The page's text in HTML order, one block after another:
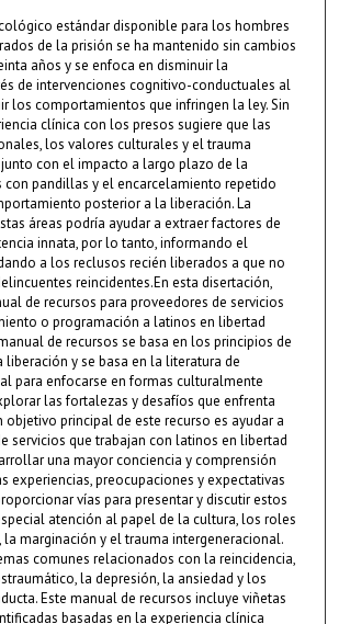
estándar disponible para los hombres
de la prisión se ha mantenido sin cambios
años y se enfoca en disminuir la
de intervenciones cognitivo-conductuales al
los comportamientos que infringen la ley. Sin
clínica con los presos sugiere que las
los valores culturales y el trauma
con el impacto a largo plazo de la
con pandillas y el encarcelamiento repetido
posterior a la liberación. La
áreas podría ayudar a extraer factores de
innata, por lo tanto, informando el
a los reclusos recién liberados a que no
reincidentes.En esta disertación,
de recursos para proveedores de servicios
o programación a latinos en libertad
de recursos se basa en los principios de
y se basa en la literatura de
para enfocarse en formas culturalmente
las fortalezas y desafíos que enfrenta
objetivo principal de este recurso es ayudar a
servicios que trabajan con latinos en libertad
una mayor conciencia y comprensión
experiencias, preocupaciones y expectativas
vías para presentar y discutir estos
atención al papel de la cultura, los roles
la marginación y el trauma intergeneracional.
comunes relacionados con la reincidencia,
la depresión, la ansiedad y los
Este manual de recursos incluye viñetas
basadas en la experiencia clínica